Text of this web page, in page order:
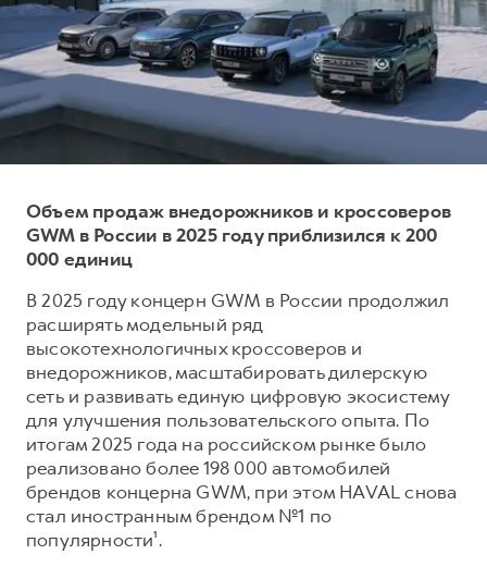
от 3 199 000 ₽
DARGO X
от 3 499 000 ₽
F7
POER
от 3 449 000 ₽
Тест-драйв
Трейд-ин
КРЕДИТ И СТРАХОВАНИЕ
Страхование
Кредит
КОРПОРАТИВНЫМ КЛИЕНТАМ
Для малого бизнеса
Корпоративным клиентам
Крупным корпоративным клиентам
Система управления автопарком GWM Fleet
Сервис для корпоративных клиентов
HAVAL Лизинг
СЕРВИСНОЕ ОБСЛУЖИВАНИЕ
Нулевое ТО
Программа «Помощь на дороге»
Регламенты технического обслуживания
ПОДДЕРЖКА
Гарантия HAVAL
Мобильное приложение GWM
Программа «HAVAL Защита+»
Руководства по эксплуатации
Подписки
АКСЕССУАРЫ HAVAL
О дилере
Наша команда
Контакты
Объем продаж внедорожников и кроссоверов
GWM в России в 2025 году приблизился к 200
000 единиц
В 2025 году концерн GWM в России продолжил
расширять модельный ряд
высокотехнологичных кроссоверов и
внедорожников, масштабировать дилерскую
сеть и развивать единую цифровую экосистему
для улучшения пользовательского опыта. По
итогам 2025 года на российском рынке было
реализовано более 198 000 автомобилей
брендов концерна GWM, при этом HAVAL снова
стал иностранным брендом №1 по
популярности¹.